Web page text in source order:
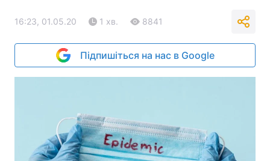
16:23, 01.05.20 1 хв. 8841
Підпишіться на нас в Google